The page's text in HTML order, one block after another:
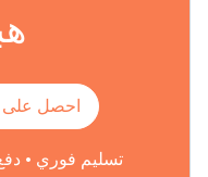
احصل على eSIM الخاصة بي الآن
تسليم فوري •